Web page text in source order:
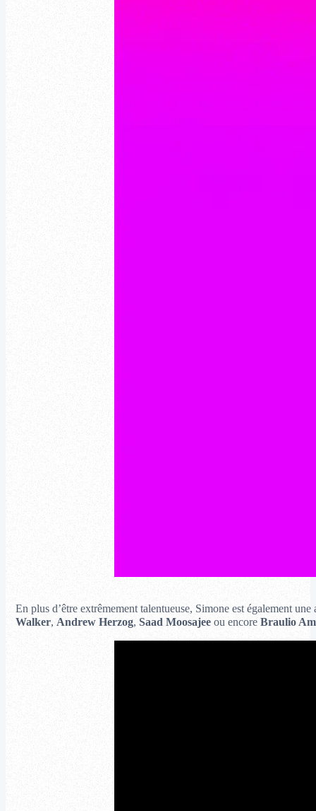
En plus d’être extrêmement talentueuse, Simone est également
Walker, Andrew Herzog, Saad Moosajeeou encore Braulio